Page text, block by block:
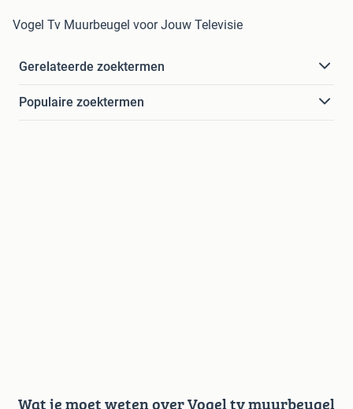
Vogel Tv Muurbeugel voor Jouw Televisie
Gerelateerde zoektermen
Populaire zoektermen
Wat je moet weten over Vogel tv muurbeugel